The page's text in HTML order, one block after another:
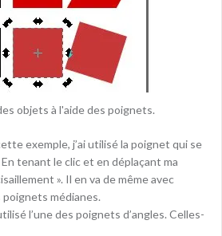
objets à l'aide des poignets.
exemple, j’ai utilisé la poignet qui se
tenant le clic et en déplaçant ma
». Il en va de même avec
médianes.
l’une des poignets d’angles. Celles-